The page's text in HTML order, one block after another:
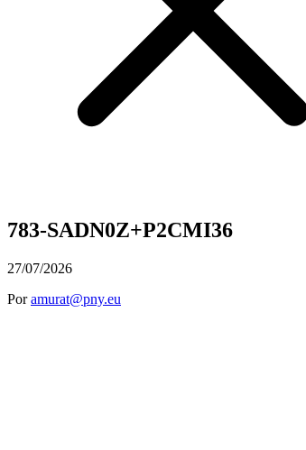
783-SADN0Z+P2CMI36
27/07/2026
Por amurat@pny.eu